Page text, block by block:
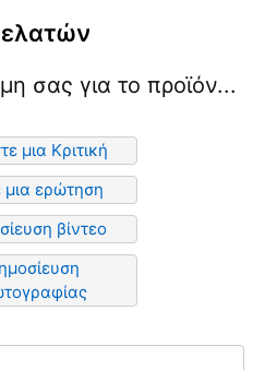
σας για το προϊόν...
μια Κριτική
μια ερώτηση
βίντεο